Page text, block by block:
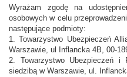
Wyrażam zgodę na
osobowych w celu
następujące podmioty:
1. Towarzystwo Ubezpieczeń
Warszawie, ul Inflancka 4B, 00-
2. Towarzystwo Ubezpieczeń i
siedzibą w Warszawie, ul.